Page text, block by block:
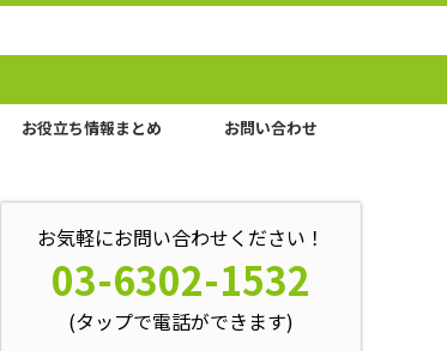
お役立ち情報まとめ お問い合わせ
お気軽にお問い合わせください！
03-6302-1532
(タップで電話ができます)